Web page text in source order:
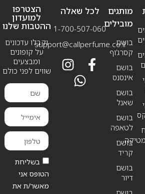
מותגים
מובילים
בושם
קסרג’וף
בושם
אינסנס
בושם
שאנל
בושם
לטאפה
בושם
קריד
בושם
דיור
לכל שאלה
1-700-507-060
support@callperfume.co.il
הצטרפו
למועדון
ההטבות שלנו
וקבלו עדכונים
על קופונים
ומבצעים
שווים לפני כולם
בשליחת
הטופס אני
מאשר/ת את